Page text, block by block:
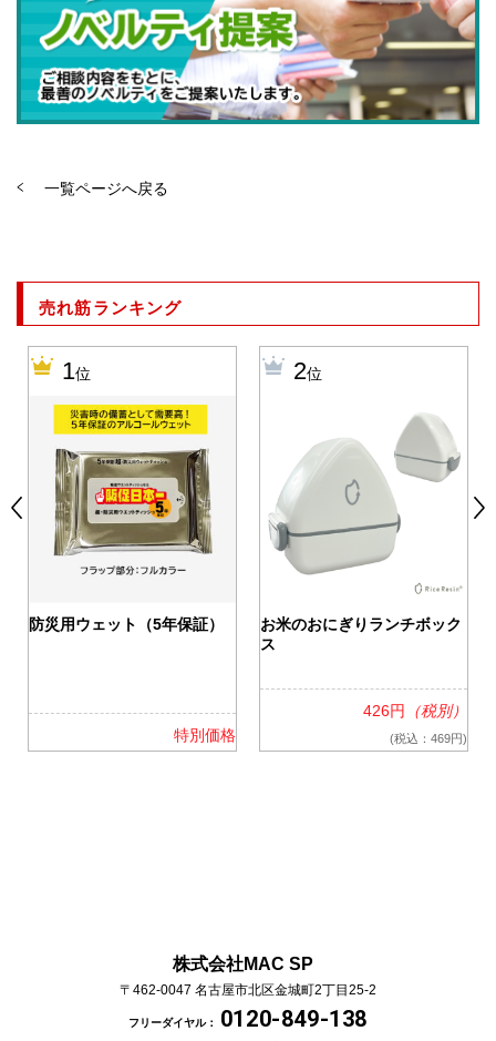
一覧ページへ戻る
売れ筋ランキング
1位
防災用ウェット（5年保証）
特別価格
2位
お米のおにぎりランチボック
ス
426円 （税別）
(税込：469円)
株式会社MAC SP
〒462-0047 名古屋市北区金城町2丁目25-2
フリーダイヤル： 0120-849-138